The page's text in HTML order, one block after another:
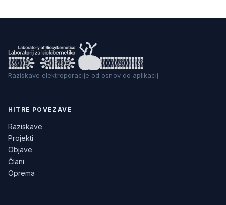
Raziskave elektroporacije od osnov do aplikacij
HITRE POVEZAVE
Raziskave
Projekti
Objave
Člani
Oprema